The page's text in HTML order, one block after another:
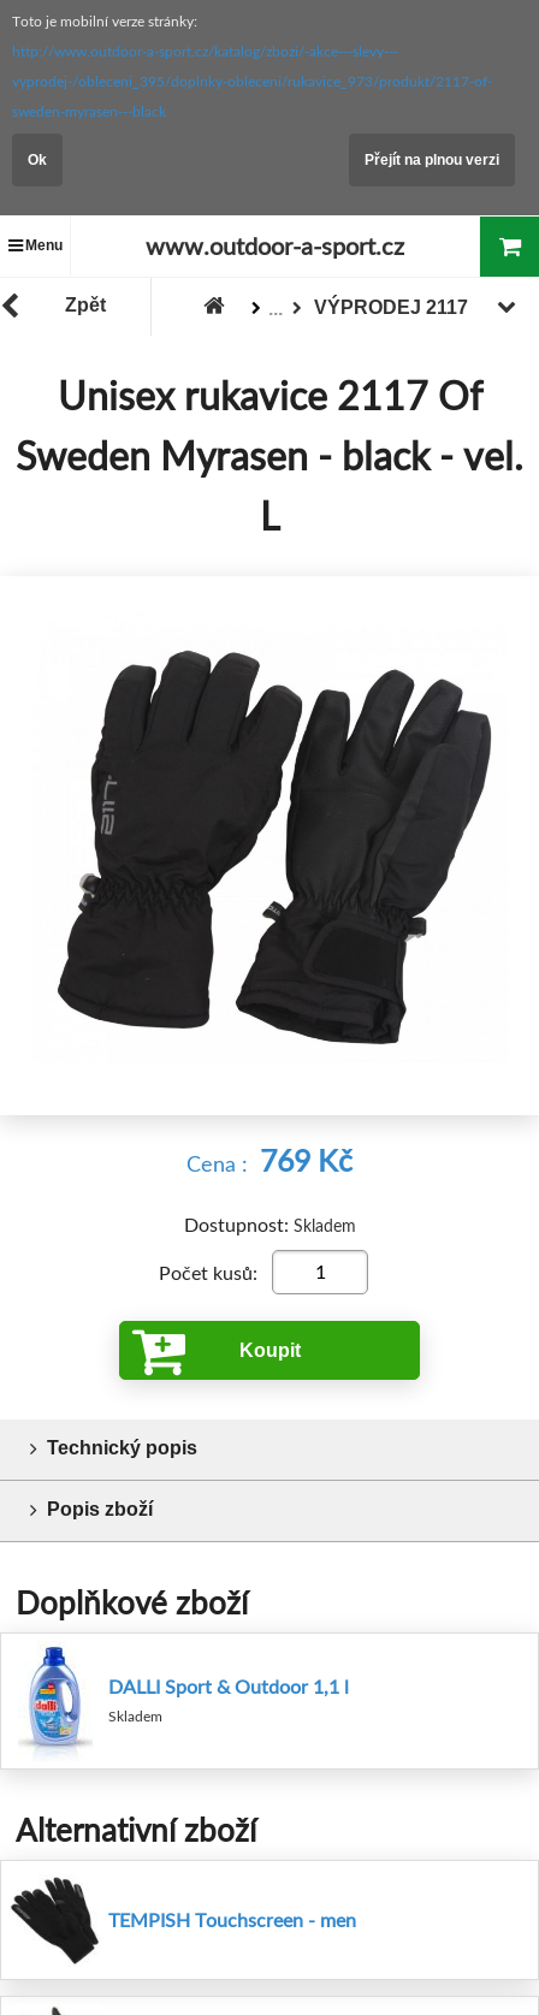
Toto je mobilní verze stránky:
http://www.outdoor-a-sport.cz/katalog/zbozi/-akce---slevy---
vyprodej-/obleceni_395/doplnky-obleceni/rukavice_973/produkt/2117-of-
sweden-myrasen---black
Ok Přejít na plnou verzi
Menu www.outdoor-a-sport.cz
Zpět ... VÝPRODEJ 2117
Unisex rukavice 2117 Of
Sweden Myrasen - black - vel.
L
Cena : 769 Kč
Dostupnost: Skladem
Počet kusů:
Koupit
Technický popis
Popis zboží
Doplňkové zboží
DALLI Sport & Outdoor 1,1 l
Skladem
Alternativní zboží
TEMPISH Touchscreen - men